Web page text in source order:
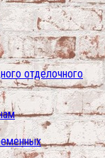
отделочного